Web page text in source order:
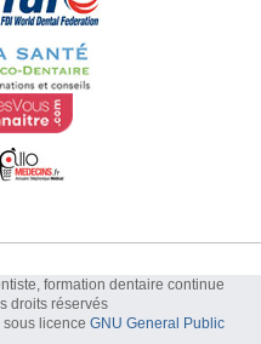
formation dentaire continue
droits réservés
licence GNU General Public